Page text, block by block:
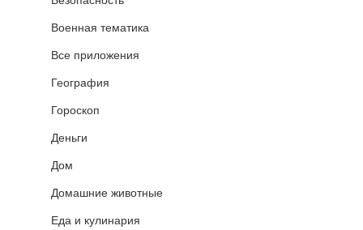
Военная тематика
Все приложения
География
Гороскоп
Деньги
Дом
Домашние животные
Еда и кулинария